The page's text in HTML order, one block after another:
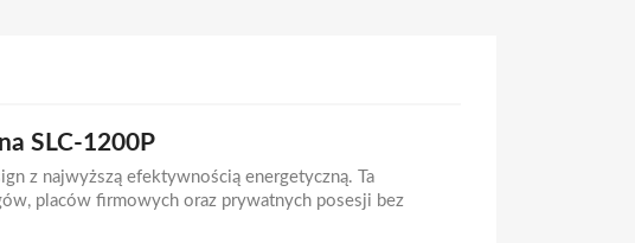
SLC-1200P
z najwyższą efektywnością energetyczną. Ta
placów firmowych oraz prywatnych posesji bez